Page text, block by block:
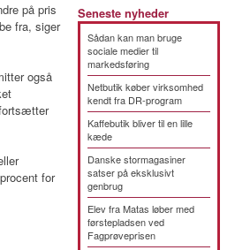
på pris
fra, siger
også
for
Seneste nyheder
Sådan kan man bruge
sociale medier til
markedsføring
Netbutik køber virksomhed
kendt fra DR-program
Kaffebutik bliver til en lille
kæde
Danske stormagasiner
satser på eksklusivt
genbrug
Elev fra Matas løber med
førstepladsen ved
Fagprøveprisen